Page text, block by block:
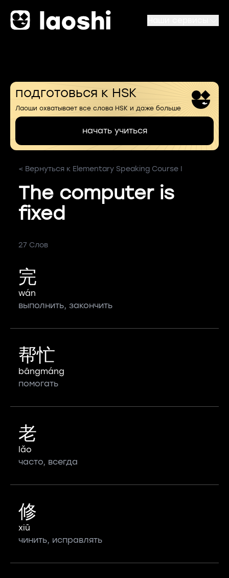
подготовься к HSK
Лаоши охватывает все слова HSK и даже больше
начать учиться
< Вернуться к Elementary Speaking Course I
The computer is
fixed
27 Слов
完
wán
выполнить, закончить
帮忙
bāngmáng
помогать
老
lǎo
часто, всегда
修
xiū
чинить, исправлять